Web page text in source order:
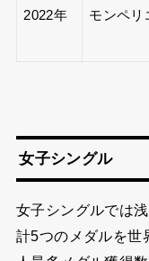
2022年 モンペリ
女子シングル
女子シングルでは
計5つのメダルを世